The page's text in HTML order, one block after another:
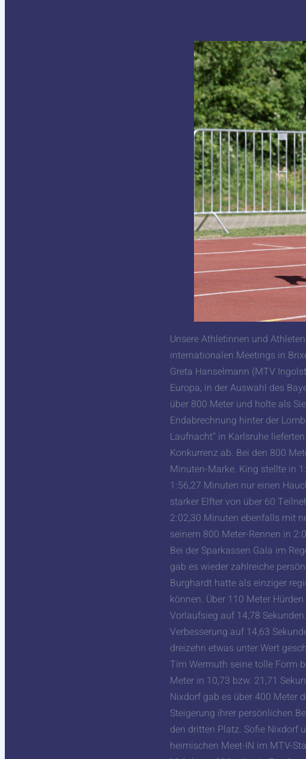
Unsere Athletinnen und
internationalen Meetings in
Greta Hanselmann (MTV
Europa, in der Auswahl des
über 800 Meter und holte als
Endabrechnung hinter der
Laufnacht“ in Karlsruhe
Konkurrenz ab. Bei den 800
Minuten-Marke. King stellte in
1:56,27 Minuten nur einen
starker Elfter von über 60
2:02,30 Minuten ebenfalls mit
seinem 800 Meter-Rennen in
Bei der Sparkassen Gala im
gab es wieder zahlreiche
Burghardt hatte als einziger
können. Über 110 Meter
Vorlaufsieg auf 14,78
Verbesserung auf 14,63
dreizehn etwas unter Wert
Tim Wermuth seine tolle Form
Meter in 10,73 bzw. 21,71
Nixdorf gab es über 400 Meter
Steigerung ihrer persönlichen
den dritten Platz. Sofie Nixdorf
heimischen Meet-IN im MTV-